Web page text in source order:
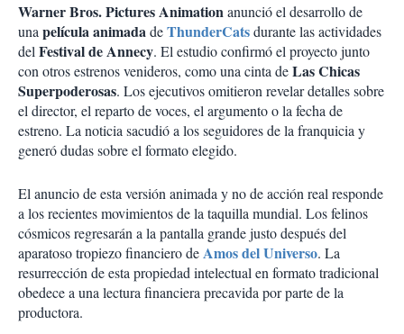
Warner Bros. Pictures Animationanunció el desarrollo de
unapelícula animadadeThunderCatsdurante las actividades
delFestival de Annecy. El estudio confirmó el proyecto junto
con otros estrenos venideros, como una cinta deLas Chicas
Superpoderosas. Los ejecutivos omitieron revelar detalles sobre
el director, el reparto de voces, el argumento o la fecha de
estreno. La noticia sacudió a los seguidores de la franquicia y
generó dudas sobre el formato elegido.
El anuncio de esta versión animada y no de acción real responde
a los recientes movimientos de la taquilla mundial. Los felinos
cósmicos regresarán a la pantalla grande justo después del
aparatoso tropiezo financiero deAmos del Universo. La
resurrección de esta propiedad intelectual en formato tradicional
obedece a una lectura financiera precavida por parte de la
productora.